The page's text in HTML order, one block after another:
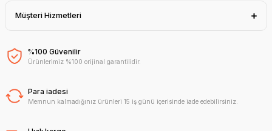
Müşteri Hizmetleri
%100 Güvenilir
Ürünlerimiz %100 orijinal garantilidir.
Para iadesi
Memnun kalmadığınız ürünleri 15 iş günü içerisinde iade edebilirsiniz.